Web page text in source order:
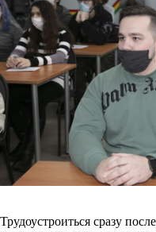
Трудоустроиться сразу